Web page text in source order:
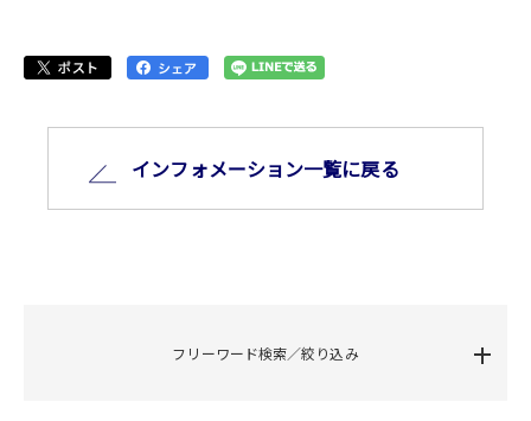
インフォメーション⼀覧に戻る
フリーワード検索／絞り込み